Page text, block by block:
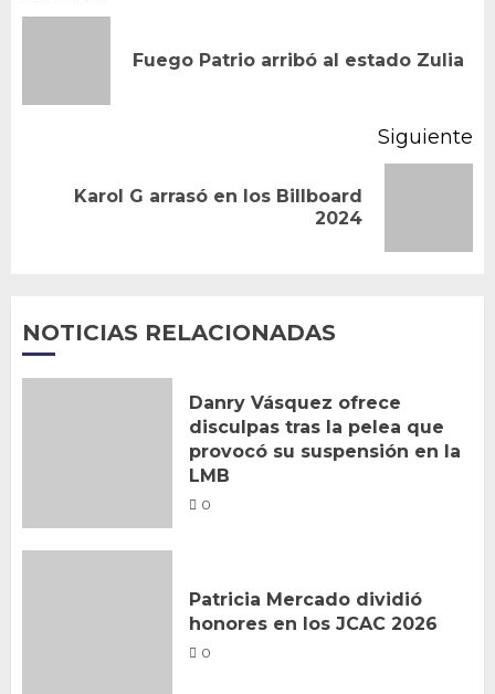
entradasFuego Patrio arribó al estado Zulia
Siguiente
Siguiente
Karol G arrasó en los Billboard
2024
NOTICIAS RELACIONADAS
Danry Vásquez ofrece
disculpas tras la pelea que
provocó su suspensión en la
LMB
0
Patricia Mercado dividió
honores en los JCAC 2026
0